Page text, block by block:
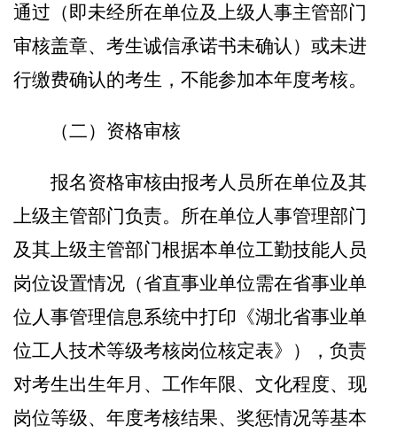
通过（即未经所在单位及上级人事主管部门
审核盖章、考生诚信承诺书未确认）或未进
行缴费确认的考生 ，不能参加本年度考核。
（二）资格审核
报名资格审核由报考人员所在单位及其
上级主管部门负责。所在单位人事管理部门
及其上级主管部门根据本单位工勤技能人员
岗位设置情况（省直事业单位需在省事业单
位人事管理信息系统中打印《湖北省事业单
位工人技术等级考核岗位核定表》），负责
对考生出生年月、工作年限、文化程度、现
岗位等级、年度考核结果、奖惩情况等基本